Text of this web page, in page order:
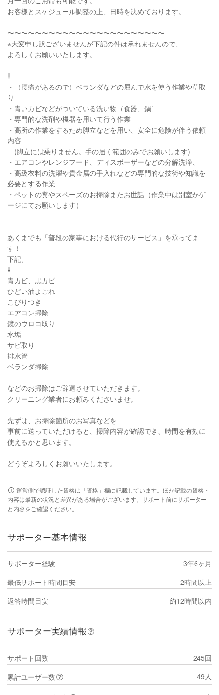
お客様とスケジュール調整の上、日時を決めております。
〜〜〜〜〜〜〜〜〜〜〜〜〜〜〜〜〜〜〜〜〜〜〜
※大変申し訳ございませんが下記の件は承れませんので、
よろしくお願いいたします。
⇩
・（腰痛があるので）ベランダなどの屈んで水を使う作業や草取
り
・青いカビなどがついている洗い物（食器、鍋）
・専門的な洗剤や機器を用いて行う作業
・高所の作業をするため脚立などを用い、安全に危険が伴う依頼
内容
(脚立には乗りません。手の届く範囲のみでお願いします)
・エアコンやレンジフード、ディスポーザーなどの分解洗浄、
・高級衣料の洗濯や貴金属の手入れなどの専門的な技術や知識を
必要とする作業
・ペットの糞やスペーズのお掃除またお世話（作業中は別室かゲ
ージにてお願いします）
あくまでも「普段の家事における代行のサービス」を承ってま
す！
下記、
⇩
青カビ、黒カビ
ひどい油よごれ
こびりつき
エアコン掃除
鏡のウロコ取り
水垢
サビ取り
排水管
ベランダ掃除
などのお掃除はご辞退させていただきます。
クリーニング業者にお頼みくださいませ。
先ずは、お掃除箇所のお写真などを
事前に送っていただけると、掃除内容が確認でき、時間を有効に
使えるかと思います。
どうぞよろしくお願いいたします。
運営側で認証した資格は「資格」欄に記載しています。ほか記載の資格・
内容は最新の状況と差異がある場合がございます。サポート前にサポーター
と内容をご確認ください。
サポーター基本情報
サポーター経験
3年6ヶ月
最低サポート時間目安
2時間以上
返答時間目安
約12時間以内
サポーター実績情報
サポート回数
245回
累計ユーザー数
49人